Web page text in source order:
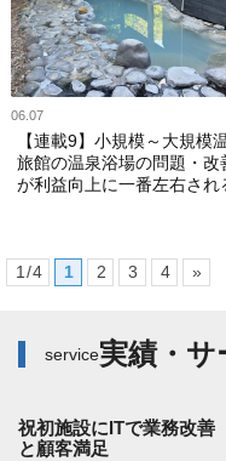
06.07
【連載9】小規模～大規模
旅館の温泉浴場の問題・改
が利益向上に一番左右され
1 / 4 1 2 3 4 »
service実績・サ
祝初施設にITで業務改善
と顧客満足